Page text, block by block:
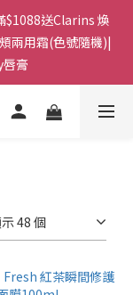
角門市取貨｜全店
$699包順豐上門派
$1088送Clarins 煥
兩用霜(色號隨機)|
膏
角門市取貨｜全店
48 個